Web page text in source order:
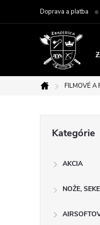
Doprava a platba
Domov
FILMOVÉ A
kategórie
Kategórie
AKCIA
NOŽE,